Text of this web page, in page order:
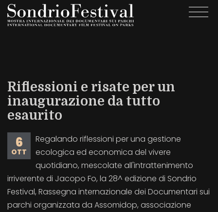
Salta
Riflessioni e risate per un
inaugurazione da tutto
esaurito
6
OTT
Regalando riflessioni per una gestione
ecologica ed economica del vivere
quotidiano, mescolate all'intrattenimento
irriverente di Jacopo Fo, la 28^ edizione di Sondrio
Festival, Rassegna internazionale dei Documentari sui
parchi organizzata da Assomidop, associazione